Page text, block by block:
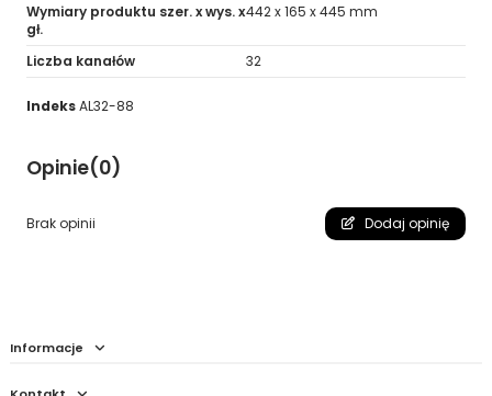
Wymiary produktu szer. x wys. x
gł.
442 x 165 x 445 mm
Liczba kanałów 32
IndeksAL32-88
Opinie(0)
Brak opinii Dodaj opinię
Informacje